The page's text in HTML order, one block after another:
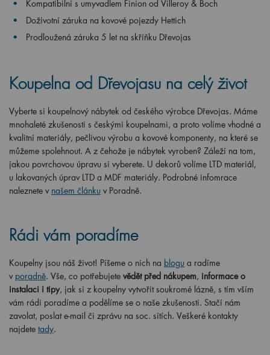
Kompatibilní s umyvadlem Finion od Villeroy & Boch
Doživotní záruka na kovové pojezdy Hettich
Prodloužená záruka 5 let na skříňku Dřevojas
Koupelna od Dřevojasu na celý život
Vyberte si koupelnový nábytek od českého výrobce Dřevojas. Máme
mnohaleté zkušenosti s českými koupelnami, a proto volíme vhodné a
kvalitní materiály, pečlivou výrobu a kovové komponenty, na které se
můžeme spolehnout. A z čehože je nábytek vyroben? Záleží na tom,
jakou povrchovou úpravu si vyberete. U dekorů volíme LTD materiál,
u lakovaných úprav LTD a MDF materiály. Podrobné infomrace
naleznete v našem článku v Poradně.
Rádi vám poradíme
Koupelny jsou náš život! Píšeme o nich na blogu a radíme
v poradně. Vše, co potřebujete vědět před nákupem, informace o
instalaci i tipy, jak si z koupelny vytvořit soukromé lázně, s tím vším
vám rádi poradíme a podělíme se o naše zkušenosti. Stačí nám
zavolat, poslat e-mail či zprávu na soc. sítích. Veškeré kontakty
najdete tady.